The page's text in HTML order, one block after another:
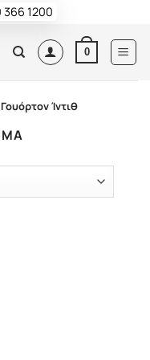
366 1200
0
Γουόρτον Ίντιθ